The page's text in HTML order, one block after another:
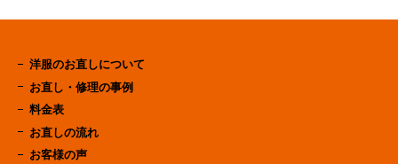
洋服のお直しについて
お直し・修理の事例
料金表
お直しの流れ
お客様の声